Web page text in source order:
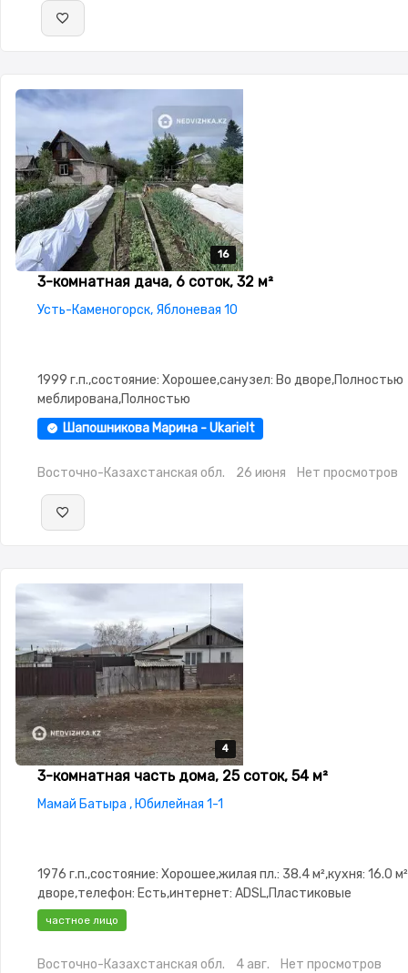
16
16
16
16
16
3-комнатная дача, 6 соток, 32 м²
Усть-Каменогорск, Яблоневая 10
1999 г.п.,состояние: Хорошее,санузел: Во дворе,Полностью
меблирована,Полностью
меблирована,Навес,Баня,Сад,Веранда,Хозпостройки
Шапошникова Марина - Ukarielt
Восточно-Казахстанская обл. 26 июня Нет просмотров
4
4
4
4
3-комнатная часть дома, 25 соток, 54 м²
Мамай Батыра , Юбилейная 1-1
1976 г.п.,состояние: Хорошее,жилая пл.: 38.4 м²,кухня: 16.0
дворе,телефон: Есть,интернет: ADSL,Пластиковые
окна,Навес,Баня,Гараж,Сад,Веранда,Хозпостройки
частное лицо
Восточно-Казахстанская обл. 4 авг. Нет просмотров